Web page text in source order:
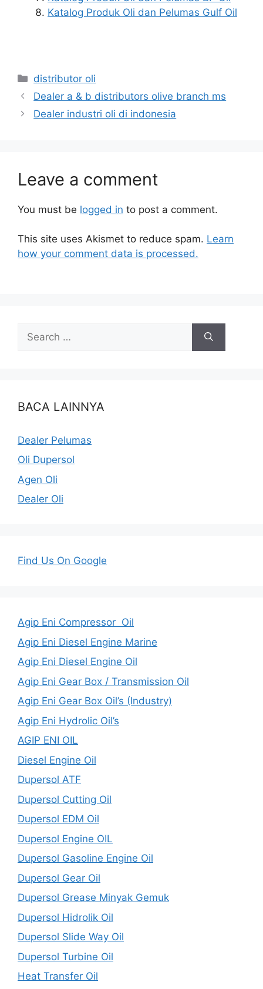
Katalog Produk Oli dan Pelumas Gulf Oil
distributor oli
Dealer a & b distributors olive branch ms
Dealer industri oli di indonesia
Leave a comment
You must be logged in to post a comment.
This site uses Akismet to reduce spam. Learn
how your comment data is processed.
BACA LAINNYA
Dealer Pelumas
Oli Dupersol
Agen Oli
Dealer Oli
Find Us On Google
Agip Eni Compressor Oil
Agip Eni Diesel Engine Marine
Agip Eni Diesel Engine Oil
Agip Eni Gear Box / Transmission Oil
Agip Eni Gear Box Oil’s (Industry)
Agip Eni Hydrolic Oil’s
AGIP ENI OIL
Diesel Engine Oil
Dupersol ATF
Dupersol Cutting Oil
Dupersol EDM Oil
Dupersol Engine OIL
Dupersol Gasoline Engine Oil
Dupersol Gear Oil
Dupersol Grease Minyak Gemuk
Dupersol Hidrolik Oil
Dupersol Slide Way Oil
Dupersol Turbine Oil
Heat Transfer Oil